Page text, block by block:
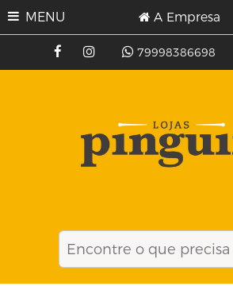
MENU
79998386698
A Empresa